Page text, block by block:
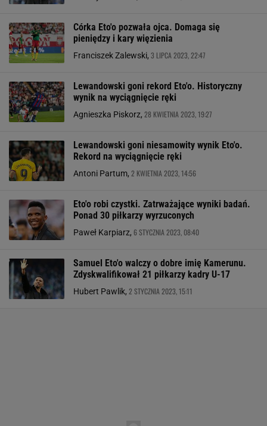
Córka Eto'o pozwała ojca. Domaga się
pieniędzy i kary więzienia
Franciszek Zalewski, 3 LIPCA 2023, 22:47
Lewandowski goni rekord Eto'o. Historyczny
wynik na wyciągnięcie ręki
Agnieszka Piskorz, 28 KWIETNIA 2023, 19:27
Lewandowski goni niesamowity wynik Eto'o.
Rekord na wyciągnięcie ręki
Antoni Partum, 2 KWIETNIA 2023, 14:56
Eto'o robi czystki. Zatrważające wyniki badań.
Ponad 30 piłkarzy wyrzuconych
Paweł Karpiarz, 6 STYCZNIA 2023, 08:40
Samuel Eto'o walczy o dobre imię Kamerunu.
Zdyskwalifikował 21 piłkarzy kadry U-17
Hubert Pawlik, 2 STYCZNIA 2023, 15:11